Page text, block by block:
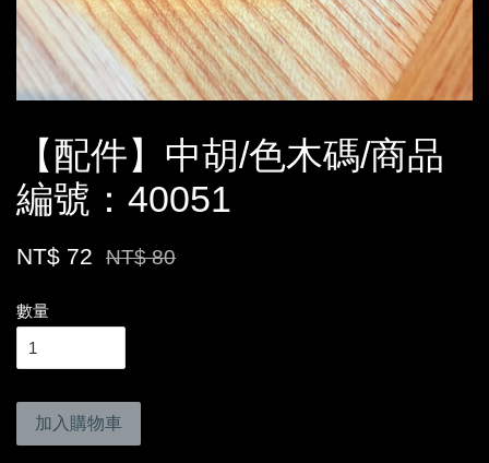
【配件】中胡/色木碼/商品
編號：40051
NT$ 72 NT$ 80
數量
加入購物車